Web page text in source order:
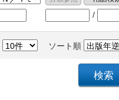
/
ソート順